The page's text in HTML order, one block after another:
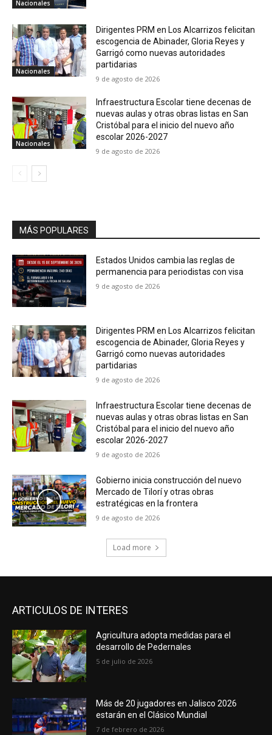
Nacionales
Nacionales
Dirigentes PRM en Los Alcarrizos felicitan
escogencia de Abinader, Gloria Reyes y
Garrigó como nuevas autoridades
partidarias
9 de agosto de 2026
Nacionales
Infraestructura Escolar tiene decenas de
nuevas aulas y otras obras listas en San
Cristóbal para el inicio del nuevo año
escolar 2026-2027
9 de agosto de 2026
MÁS POPULARES
Estados Unidos cambia las reglas de
permanencia para periodistas con visa
9 de agosto de 2026
Dirigentes PRM en Los Alcarrizos felicitan
escogencia de Abinader, Gloria Reyes y
Garrigó como nuevas autoridades
partidarias
9 de agosto de 2026
Infraestructura Escolar tiene decenas de
nuevas aulas y otras obras listas en San
Cristóbal para el inicio del nuevo año
escolar 2026-2027
9 de agosto de 2026
Gobierno inicia construcción del nuevo
Mercado de Tilorí y otras obras
estratégicas en la frontera
9 de agosto de 2026
Load more
ARTICULOS DE INTERES
Agricultura adopta medidas para el
desarrollo de Pedernales
5 de julio de 2026
Más de 20 jugadores en Jalisco 2026
estarán en el Clásico Mundial
7 de febrero de 2026